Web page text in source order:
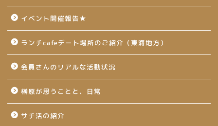
イベント開催報告★
ランチcafeデート場所のご紹介（東海地方）
会員さんのリアルな活動状況
榊原が思うことと、日常
サチ活の紹介